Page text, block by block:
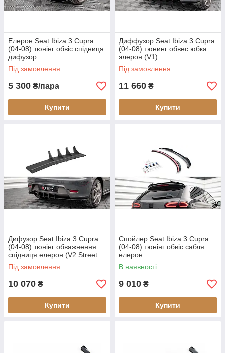
Елерон Seat Ibiza 3 Cupra
(04-08) тюнінг обвіс спідниця
дифузор
Під замовлення
5 300 ₴/пара
Купити
Диффузор Seat Ibiza 3 Cupra
(04-08) тюнинг обвес юбка
элерон (V1)
Під замовлення
11 660 ₴
Купити
Дифузор Seat Ibiza 3 Cupra
(04-08) тюнінг обважнення
спідниця елерон (V2 Street
Pro)
Під замовлення
10 070 ₴
Купити
Спойлер Seat Ibiza 3 Cupra
(04-08) тюнінг обвіс сабля
елерон
В наявності
9 010 ₴
Купити